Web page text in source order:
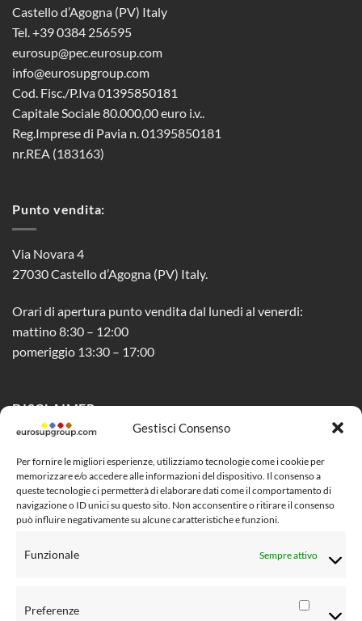
Gestisci Consenso
Per fornire le migliori esperienze, utilizziamo tecnologie come i cookie per
memorizzare e/o accedere alle informazioni del dispositivo. Il consenso a
queste tecnologie ci permetterà di elaborare dati come il comportamento di
navigazione o ID unici su questo sito. Non acconsentire o ritirare il consenso
può influire negativamente su alcune caratteristiche e funzioni.
Funzionale Sempre attivo
Preferenze
Castello d’Agogna (PV) Italy
Tel. +39 0384 256595
eurosup@pec.eurosup.com
info@eurosupgroup.com
Cod. Fisc./P.Iva 01395850181
Capitale Sociale 80.000,00 euro i.v..
Reg.Imprese di Pavia n. 01395850181
nr.REA (183163)
Punto vendita:
Via Novara 4
27030 Castello d’Agogna (PV) Italy.
Orari di apertura punto vendita dal lunedi al venerdi:
mattino 8:30 – 12:00
pomeriggio 13:30 – 17:00
DISCLAIMER
Privacy Policy
Cookie Policy (UE)
Social Media Policy
Condizioni di vendita al pubblico
Informativa Privacy clienti